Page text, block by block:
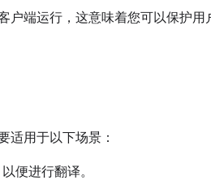
端运行，这意味着您可以保护用
适用于以下场景：
便进行翻译。